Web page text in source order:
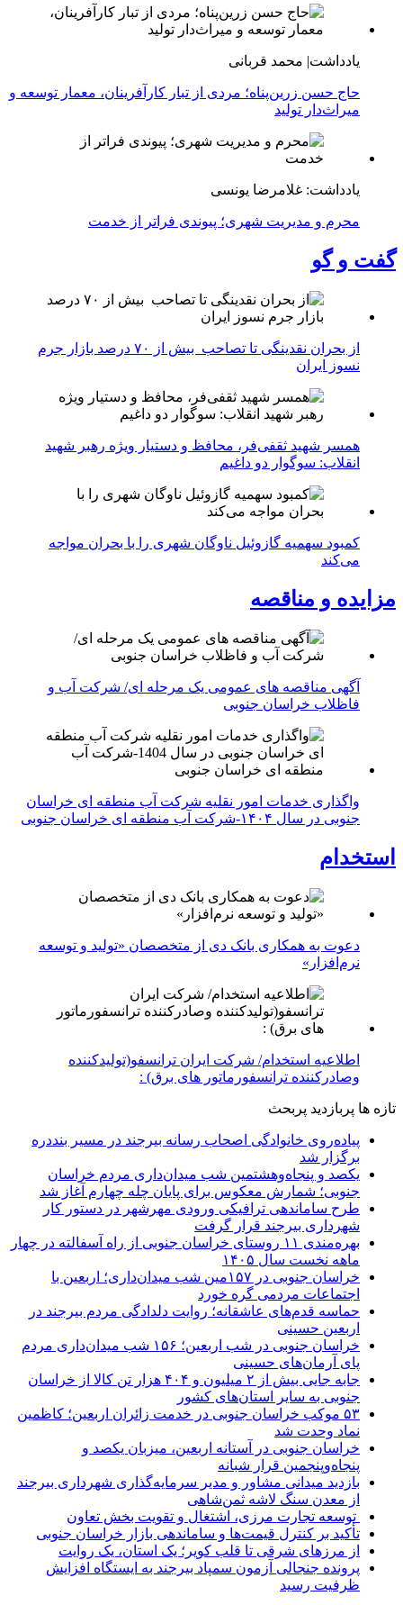
یادداشت| محمد قربانی
حاج حسن زرین‌پناه؛ مردی از تبار کارآفرینان، معمار توسعه و
میراث‌دار تولید
یادداشت: غلامرضا یونسی
محرم و مدیریت شهری؛ پیوندی فراتر از خدمت
گفت و گو
از بحران نقدینگی تا تصاحب بیش از ۷۰ درصد بازار جرم
نسوز ایران
همسر شهید ثقفی‌فر، محافظ و دستیار ویژه رهبر شهید
انقلاب: سوگوار دو داغیم
کمبود سهمیه گازوئیل ناوگان شهری را با بحران مواجه
می‌کند
مزایده و مناقصه
آگهی مناقصه های عمومی یک مرحله ای/ شرکت آب و
فاظلاب خراسان جنوبی
واگذاری خدمات امور نقلیه شرکت آب منطقه ای خراسان
جنوبی در سال ۱۴۰۴-شرکت آب منطقه ای خراسان جنوبی
استخدام
دعوت به همکاری بانک دی از متخصصان «تولید و توسعه
نرم‌افزار»
اطلاعیه استخدام/ شرکت ایران ترانسفو(تولیدکننده
وصادرکننده ترانسفورماتور های برق) :
تازه ها پربازدید پربحث
پیاده‌روی خانوادگی اصحاب رسانه بیرجند در مسیر بنددره
برگزار شد
یکصد و پنجاه‌وهشتمین شب میدان‌داری مردم خراسان
جنوبی؛ شمارش معکوس برای پایان چله چهارم آغاز شد
طرح ساماندهی ترافیکی ورودی مهرشهر در دستور کار
شهرداری بیرجند قرار گرفت
بهره‌مندی ۱۱ روستای خراسان جنوبی از راه آسفالته در چهار
ماهه نخست سال ۱۴۰۵
خراسان جنوبی در ۱۵۷مین شب میدان‌داری؛ اربعین با
اجتماعات مردمی گره خورد
حماسه قدم‌های عاشقانه؛ روایت دلدادگی مردم بیرجند در
اربعین حسینی
خراسان جنوبی در شب اربعین؛ ۱۵۶ شب میدان‌داری مردم
پای آرمان‌های حسینی
جابه جایی بیش از ۲ میلیون و ۴۰۴ هزار تن کالا از خراسان
جنوبی به سایر استان‌های کشور
۵۳ موکب خراسان جنوبی در خدمت زائران اربعین؛ کاظمین
نماد وحدت شد
خراسان جنوبی در آستانه اربعین، میزبان یکصد و
پنجاه‌وپنجمین قرار شبانه
بازدید میدانی مشاور و مدیر سرمایه‌گذاری شهرداری بیرجند
از معدن سنگ لاشه ثمن‌شاهی
توسعه تجارت مرزی، اشتغال و تقویت بخش تعاون
تأکید بر کنترل قیمت‌ها و ساماندهی بازار خراسان جنوبی
از مرزهای شرقی تا قلب کویر؛ یک استان، یک روایت
پرونده جنجالی آزمون سمپاد بیرجند به ایستگاه افزایش
ظرفیت رسید